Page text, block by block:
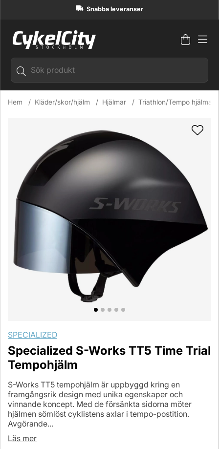
Snabba leveranser
Antal i
.
Hem Kläder/skor/hjälm Hjälmar Triathlon/Tempo hjälmar
Produktbilder Specialized S-Works TT5 Time Trial
SPECIALIZED
Specialized S-Works TT5 Time Trial
Tempohjälm
S-Works TT5 tempohjälm är uppbyggd kring en
framgångsrik design med unika egenskaper och
vinnande koncept. Med de försänkta sidorna möter
hjälmen sömlöst cyklistens axlar i tempo-postition.
Avgörande...
Läs mer